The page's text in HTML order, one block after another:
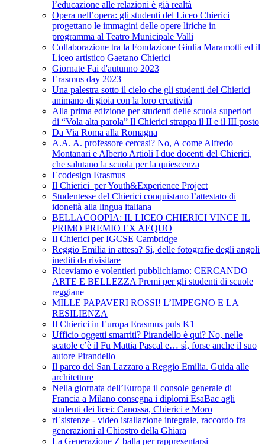
l’educazione alle relazioni è già realtà
Opera nell’opera: gli studenti del Liceo Chierici
progettano le immagini delle opere liriche in
programma al Teatro Municipale Valli
Collaborazione tra la Fondazione Giulia Maramotti ed il
Liceo artistico Gaetano Chierici
Giornate Fai d'autunno 2023
Erasmus day 2023
Una palestra sotto il cielo che gli studenti del Chierici
animano di gioia con la loro creatività
Alla prima edizione per studenti delle scuola superiori
di “Vola alta parola” Il Chierici strappa il II e il III posto
Da Via Roma alla Romagna
A.A. A. professore cercasi? No, A come Alfredo
Montanari e Alberto Artioli I due docenti del Chierici,
che salutano la scuola per la quiescenza
Ecodesign Erasmus
Il Chierici per Youth&Experience Project
Studentesse del Chierici conquistano l’attestato di
idoneità alla lingua italiana
BELLACOOPIA: IL LICEO CHIERICI VINCE IL
PRIMO PREMIO EX AEQUO
Il Chierici per IGCSE Cambridge
Reggio Emilia in attesa? Sì, delle fotografie degli angoli
inediti da rivisitare
Riceviamo e volentieri pubblichiamo: CERCANDO
ARTE E BELLEZZA Premi per gli studenti di scuole
reggiane
MILLE PAPAVERI ROSSI! L’IMPEGNO E LA
RESILIENZA
Il Chierici in Europa Erasmus puls K1
Ufficio oggetti smarriti? Pirandello è qui? No, nelle
scatole c’è il Fu Mattia Pascal e… sì, forse anche il suo
autore Pirandello
Il parco del San Lazzaro a Reggio Emilia. Guida alle
architetture
Nella giornata dell’Europa il console generale di
Francia a Milano consegna i diplomi EsaBac agli
studenti dei licei: Canossa, Chierici e Moro
rEsistenze - video istallazione integrale, raccordo fra
generazioni al Chiostro della Ghiara
La Generazione Z balla per rappresentarsi